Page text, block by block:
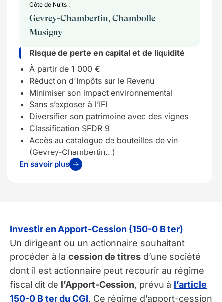
Côte de Nuits :
Gevrey-Chambertin, Chambolle
Musigny
Risque de perte en capital et de liquidité
À partir de 1 000 €
Réduction d'Impôts sur le Revenu
Minimiser son impact environnemental
Sans s’exposer à l’IFI
Diversifier son patrimoine avec des vignes
Classification SFDR 9
Accès au catalogue de bouteilles de vin
(Gevrey‑Chambertin...)
En savoir plus
Investir en Apport-Cession (150-0 B ter)
Un dirigeant ou un actionnaire souhaitant
procéder à la cession de titres d’une société
dont il est actionnaire peut recourir au régime
fiscal dit de l’Apport-Cession, prévu à l’article
150-0 B ter du CGI. Ce régime d’apport-cession